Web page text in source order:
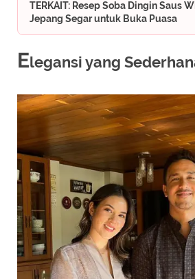
TERKAIT: Resep Soba Dingin Saus
Jepang Segar untuk Buka Puasa
Elegansi yang